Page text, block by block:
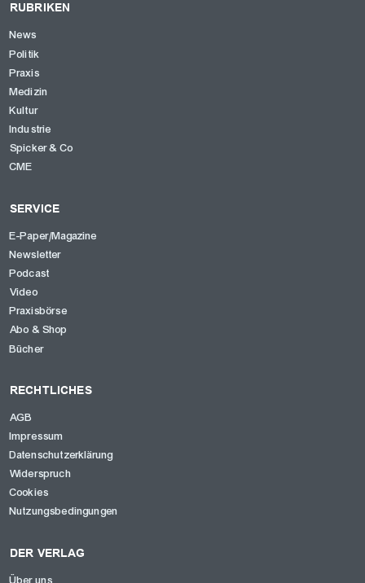
RUBRIKEN
News
Politik
Praxis
Medizin
Kultur
Industrie
Spicker & Co
CME
SERVICE
E-Paper/Magazine
Newsletter
Podcast
Video
Praxisbörse
Abo & Shop
Bücher
RECHTLICHES
AGB
Impressum
Datenschutzerklärung
Widerspruch
Cookies
Nutzungsbedingungen
DER VERLAG
Über uns